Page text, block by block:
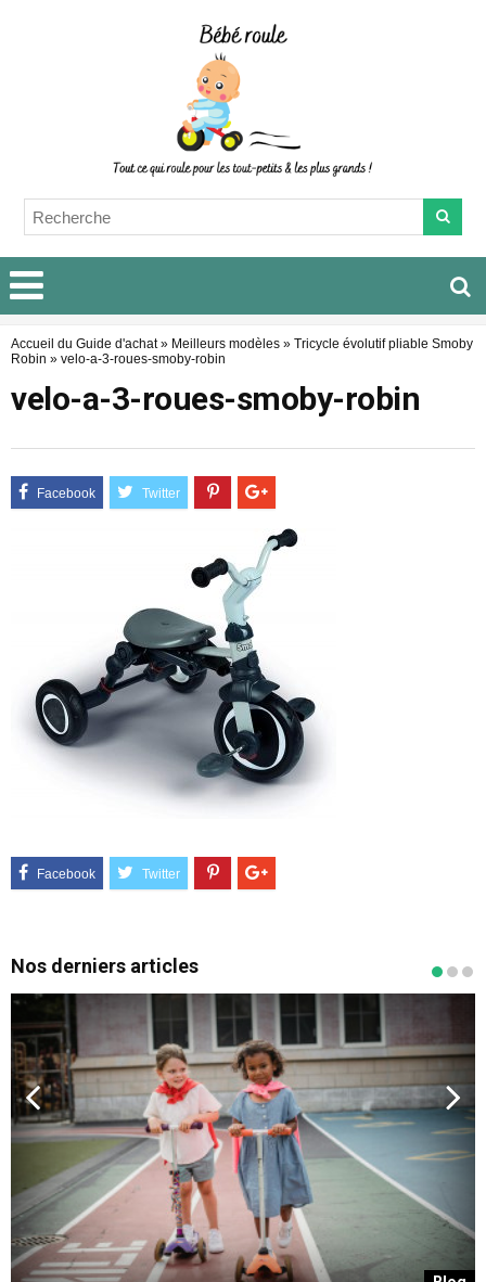
Accueil du Guide d'achat» Meilleurs modèles » Tricycle évolutif pliable Smoby
Robin » velo-a-3-roues-smoby-robin
velo-a-3-roues-smoby-robin
Nos derniers articles